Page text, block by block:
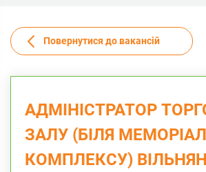
Повернутися до вакансій
АДМІНІСТРАТОР
ЗАЛУ (БІЛЯ
КОМПЛЕКСУ)